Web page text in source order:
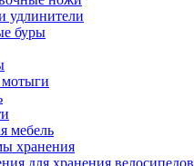
удлинители
буры
мебель
хранения
для хранения велосипедов